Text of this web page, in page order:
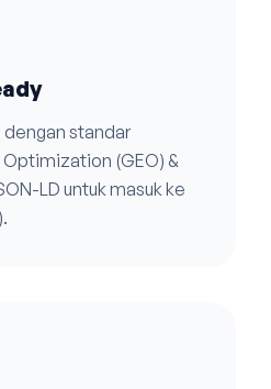
standar
(GEO) &
LD untuk masuk ke